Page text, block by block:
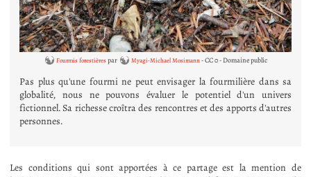
Fourmis forestières par Myagi-Michael Mosimann- CC 0 - Domaine public
Pas plus qu'une fourmi ne peut envisager la fourmilière dans sa
globalité, nous ne pouvons évaluer le potentiel d'un univers
fictionnel. Sa richesse croîtra des rencontres et des apports d'autres
personnes.
Les conditions qui sont apportées à ce partage est la mention de